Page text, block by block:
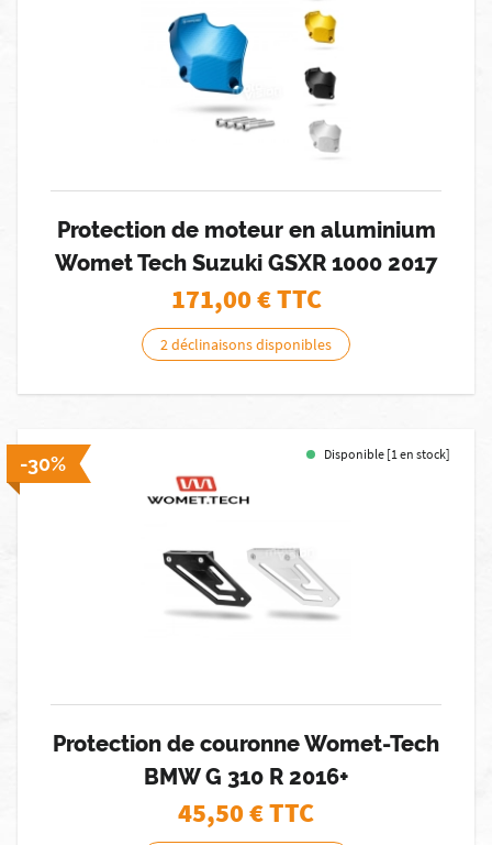
Protection de moteur en aluminium
Womet Tech Suzuki GSXR 1000 2017
171,00€ TTC
2 déclinaisons disponibles
-30% Disponible [1 en stock]
Protection de couronne Womet-Tech
BMW G 310 R 2016+
45,50€ TTC